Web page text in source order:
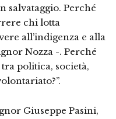
salvataggio. Perché
chi lotta
all’indigenza e alla
Nozza -. Perché
politica, società,
Giuseppe Pasini,